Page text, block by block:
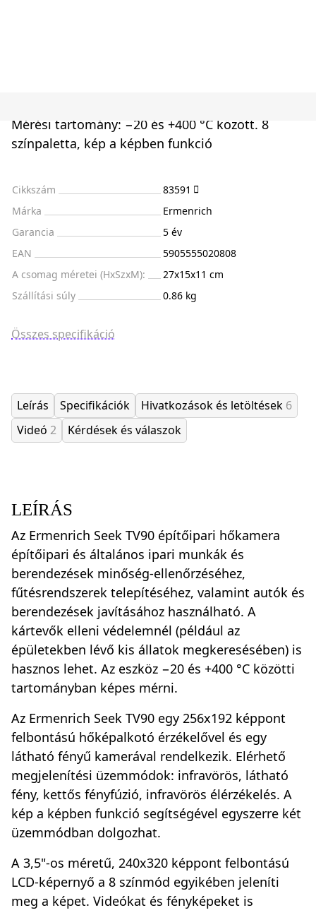
Mérési tartomány: −20 és +400 °C között. 8
színpaletta, kép a képben funkció
Cikkszám
83591
Márka
Ermenrich
Garancia
5 év
EAN
5905555020808
A csomag méretei (HxSzxM):
27x15x11 cm
Szállítási súly
0.86 kg
Összes specifikáció
Leírás Specifikációk Hivatkozások és letöltések 6
Videó 2 Kérdések és válaszok
LEÍRÁS
Az Ermenrich Seek TV90 építőipari hőkamera
építőipari és általános ipari munkák és
berendezések minőség-ellenőrzéséhez,
fűtésrendszerek telepítéséhez, valamint autók és
berendezések javításához használható. A
kártevők elleni védelemnél (például az
épületekben lévő kis állatok megkeresésében) is
hasznos lehet. Az eszköz −20 és +400 °C közötti
tartományban képes mérni.
Az Ermenrich Seek TV90 egy 256x192 képpont
felbontású hőképalkotó érzékelővel és egy
látható fényű kamerával rendelkezik. Elérhető
megjelenítési üzemmódok: infravörös, látható
fény, kettős fényfúzió, infravörös élérzékelés. A
kép a képben funkció segítségével egyszerre két
üzemmódban dolgozhat.
A 3,5"-os méretű, 240x320 képpont felbontású
LCD-képernyő a 8 színmód egyikében jeleníti
meg a képet. Videókat és fényképeket is